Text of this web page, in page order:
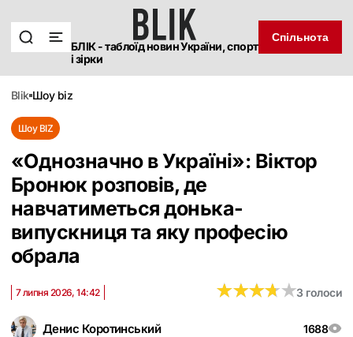
БЛІК - таблоїд новин України, спорт
і зірки
Спільнота
blik шоу biz
Шоу BIZ
«Однозначно в Україні»: Віктор
Бронюк розповів, де
навчатиметься донька-
випускниця та яку професію
обрала
Денис Коротинський 1688
7 липня 2026, 14:42 ★★★★★
★★★★★3 голоси